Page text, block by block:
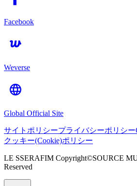
Facebook
Weverse
Global Official Site
サイトポリシープライバシーポリシー
クッキー(Cookie)ポリシー
LE SSERAFIM Copyright©SOURCE
Reserved